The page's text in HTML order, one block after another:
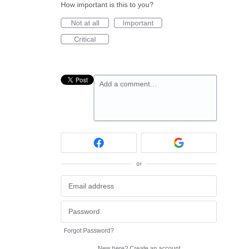
How important is this to you?
Not at all
Important
Critical
Add a comment…
or
Forgot Password?